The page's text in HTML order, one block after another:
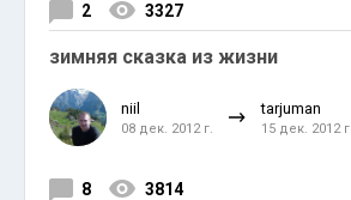
2 3327
зимняя сказка из жизни
niil
08 дек. 2012 г.
tarjuman
15 дек. 2012 г.
8 3814